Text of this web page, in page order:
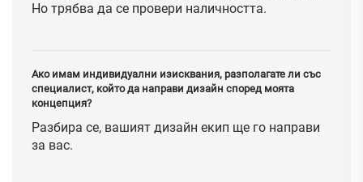
Но трябва да се провери наличността.
Ако имам индивидуални изисквания, разполагате ли със
специалист, който да направи дизайн според моята
концепция?
Разбира се, вашият дизайн екип ще го направи
за вас.